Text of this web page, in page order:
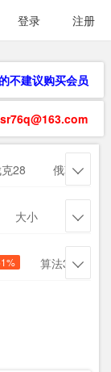
登录 注册
不建议购买会员
28 俄勒冈28

大小 
算法3 65.31%
